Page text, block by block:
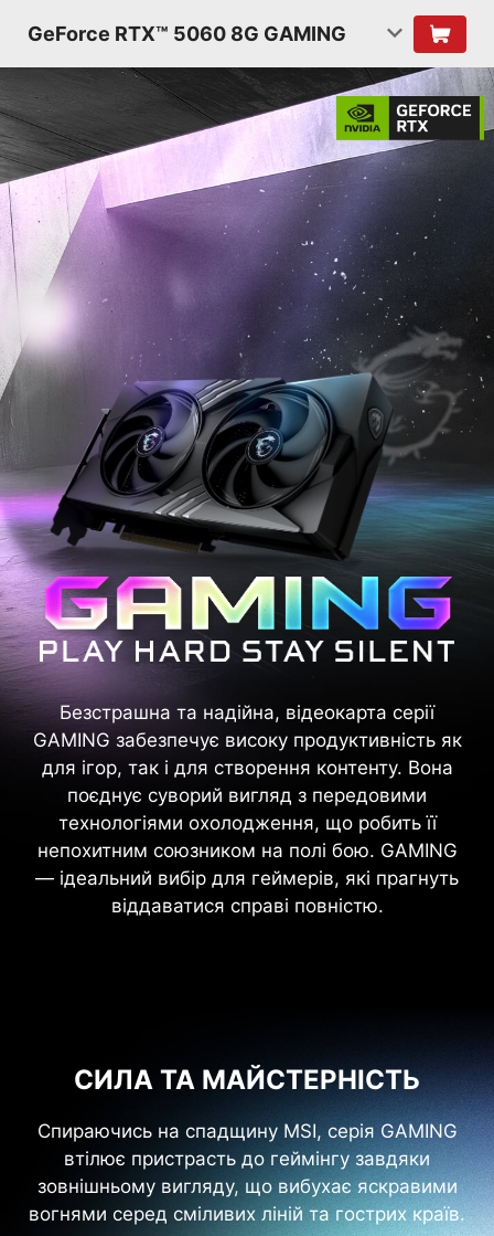
GeForce RTX™ 5060 8G GAMING
Безстрашна та надійна, відеокарта серії
GAMING забезпечує високу продуктивність як
для ігор, так і для створення контенту. Вона
поєднує суворий вигляд з передовими
технологіями охолодження, що робить її
непохитним союзником на полі бою. GAMING
— ідеальний вибір для геймерів, які прагнуть
віддаватися справі повністю.
СИЛА ТА МАЙСТЕРНІСТЬ
Спираючись на спадщину MSI, серія GAMING
втілює пристрасть до геймінгу завдяки
зовнішньому вигляду, що вибухає яскравими
вогнями серед сміливих ліній та гострих країв.